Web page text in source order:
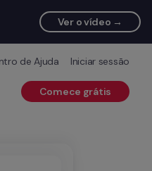
Ver o vídeo →
de Ajuda Iniciar sessão
Comece grátis